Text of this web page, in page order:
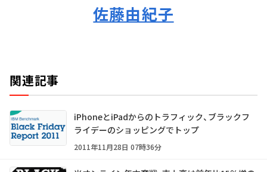
佐藤由紀子
関連記事
iPhoneとiPadからのトラフィック、ブラックフ
ライデーのショッピングでトップ
2011年11月28日 07時36分